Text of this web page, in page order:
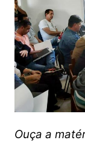
Ouça a